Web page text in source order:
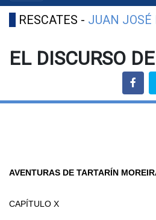
RESCATES - JUAN JOSÉ
EL DISCURSO
AVENTURAS DE TARTARÍN
CAPÍTULO X